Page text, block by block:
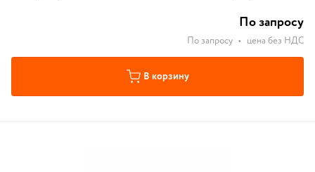
По запросу
По запросу • цена без НДС
В корзину